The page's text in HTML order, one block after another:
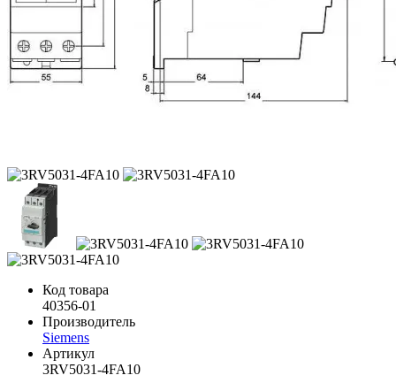
Код товара
40356-01
Производитель
Siemens
Артикул
3RV5031-4FA10